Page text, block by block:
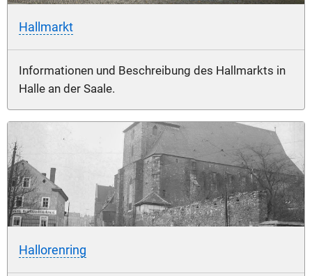
Hallmarkt
Informationen und Beschreibung des Hallmarkts in
Halle an der Saale.
Hallorenring